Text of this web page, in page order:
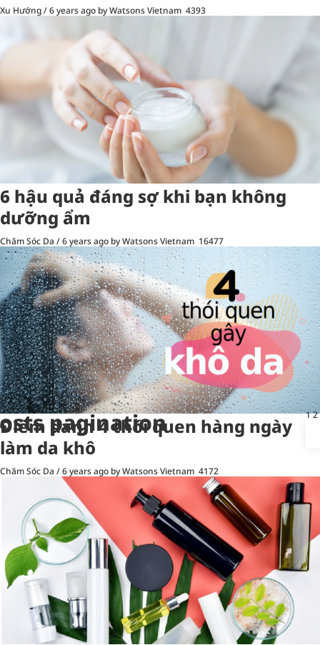
Xu Hướng/6 years ago by Watsons Vietnam 4393
6 hậu quả đáng sợ khi bạn không
dưỡng ẩm
Chăm Sóc Da /6 years ago by Watsons Vietnam 16477
Điểm danh 4 thói quen hàng ngày
làm da khô
Chăm Sóc Da /6 years ago by Watsons Vietnam 4172
pagination 12